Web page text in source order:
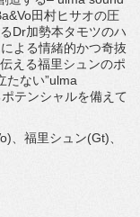
田村ヒサオの圧
Dr加勢本タモツのハ
よる情緒的かつ奇抜
える福里シュンのポ
たない”ulma
テンシャルを備えて
、福里シュン(Gt)、